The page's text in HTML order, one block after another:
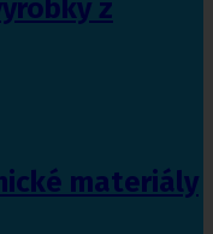
z
materiály